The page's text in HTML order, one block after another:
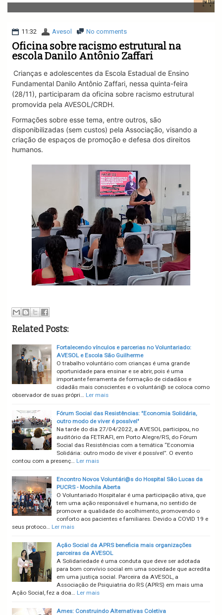
v
i
a
i
o
11:32 Avesol No comments
Oficina sobre racismo estrutural na
escola Danilo Antônio Zaffari
Crianças e adolescentes da Escola Estadual de Ensino
Fundamental Danilo Antônio Zaffari, nessa quinta-feira
(28/11), participaram da oficina sobre racismo estrutural
promovida pela AVESOL/CRDH.
Formações sobre esse tema, entre outros, são
disponibilizadas (sem custos) pela Associação, visando a
criação de espaços de promoção e defesa dos direitos
humanos.
Related Posts:
Fortalecendo vínculos e parcerias no Voluntariado:
AVESOL e Escola São Guilherme
O trabalho voluntário com crianças é uma grande
oportunidade para ensinar e se abrir, pois é uma
importante ferramenta de formação de cidadãos e
cidadãs mais conscientes e o voluntári@ se coloca como
observador de suas própri… Ler mais
Fórum Social das Resistências: "Economia Solidária,
outro modo de viver é possível"
Na tarde do dia 27/04/2022, a AVESOL participou, no
auditório da FETRAFI, em Porto Alegre/RS, do Fórum
Social das Resistências com a temática “Economia
Solidária: outro modo de viver é possível”. O evento
contou com a presenç… Ler mais
Encontro Novos Voluntári@s do Hospital São Lucas da
PUCRS - Mochila Aberta
O Voluntariado Hospitalar é uma participação ativa, que
tem uma ação responsável e humana, no sentido de
promover a qualidade do acolhimento, promovendo o
conforto aos pacientes e familiares. Devido a COVID 19 e
seus protoco… Ler mais
Ação Social da APRS beneficia mais organizações
parceiras da AVESOL
A Solidariedade é uma conduta que deve ser adotada
para bom convívio social em uma sociedade que acredita
em uma justiça social. Parceira da AVESOL, a
Associação de Psiquiatria do RS (APRS) em mais uma
Ação Social, fez a doa… Ler mais
Ames: Construindo Alternativas Coletiva